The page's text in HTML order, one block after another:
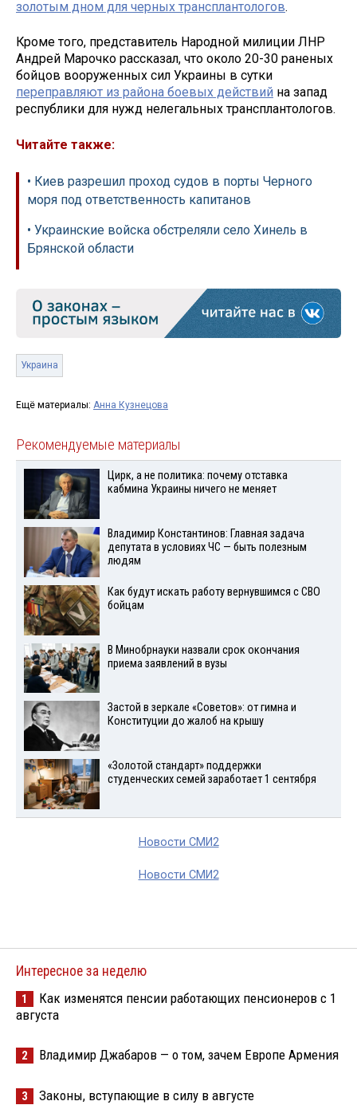
золотым дном для черных трансплантологов.
Кроме того, представитель Народной милиции ЛНР
Андрей Марочко рассказал, что около 20-30 раненых
бойцов вооруженных сил Украины в сутки
переправляют из района боевых действий на запад
республики для нужд нелегальных трансплантологов.
Читайте также:
• Киев разрешил проход судов в порты Черного
моря под ответственность капитанов
• Украинские войска обстреляли село Хинель в
Брянской области
Украина
Ещё материалы: Анна Кузнецова
Рекомендуемые материалы
Цирк, а не политика: почему отставка
кабмина Украины ничего не меняет
Владимир Константинов: Главная задача
депутата в условиях ЧС — быть полезным
людям
Как будут искать работу вернувшимся с СВО
бойцам
В Минобрнауки назвали срок окончания
приема заявлений в вузы
Застой в зеркале «Советов»: от гимна и
Конституции до жалоб на крышу
«Золотой стандарт» поддержки
студенческих семей заработает 1 сентября
Новости СМИ2
Новости СМИ2
Интересное за неделю
1
Как изменятся пенсии работающих пенсионеров с 1
августа
2 Владимир Джабаров — о том, зачем Европе Армения
3 Законы, вступающие в силу в августе